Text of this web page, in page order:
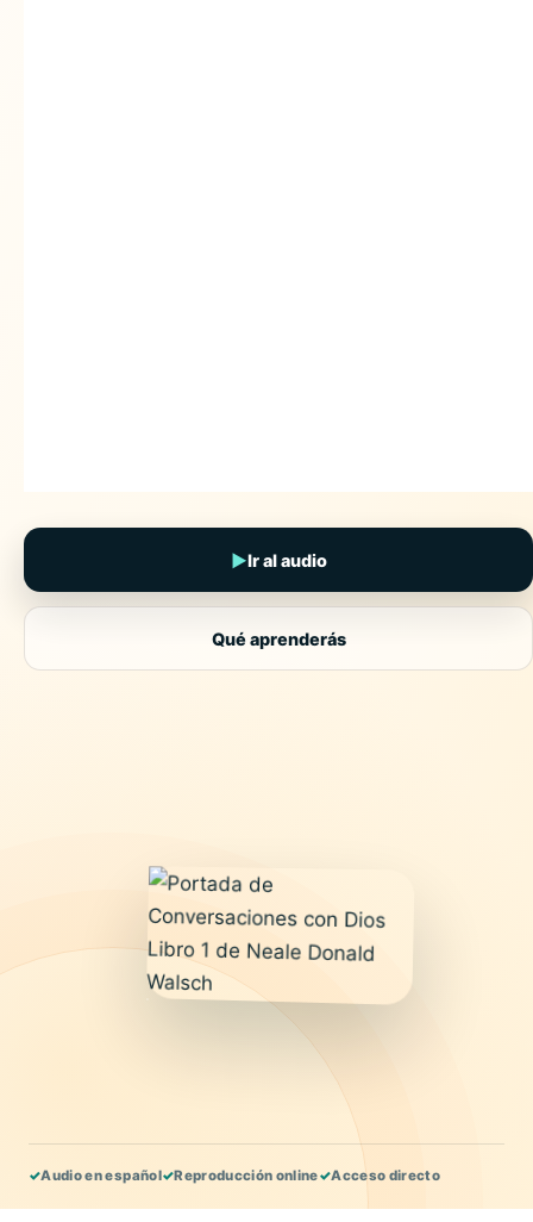
▶Ir al audio
Qué aprenderás
✓Audio en español✓Reproducción online✓Acceso directo